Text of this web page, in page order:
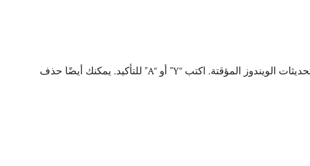
سيؤدي هذا إلى حذف المجلد الذي يحتوي على ملفات تحديثات الويندوز المؤقتة. اكتب “Y” أو “A” للتأكيد. يمكنك أيضًا حذف